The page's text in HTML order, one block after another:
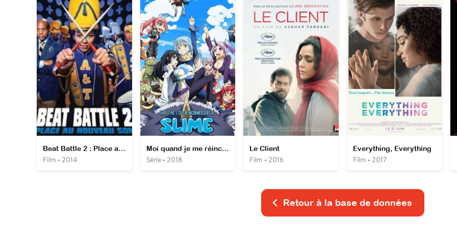
Beat Battle 2 : Place au nouveau son
Film • 2014
Moi quand je me réincarne en slime
Série • 2018
Le Client
Film • 2016
Everything, Everything
Film • 2017
Retour à la base de données